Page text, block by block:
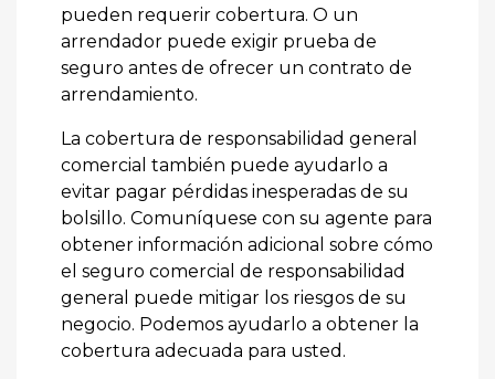
pueden requerir cobertura. O un
arrendador puede exigir prueba de
seguro antes de ofrecer un contrato de
arrendamiento.
La cobertura de responsabilidad general
comercial también puede ayudarlo a
evitar pagar pérdidas inesperadas de su
bolsillo. Comuníquese con su agente para
obtener información adicional sobre cómo
el seguro comercial de responsabilidad
general puede mitigar los riesgos de su
negocio. Podemos ayudarlo a obtener la
cobertura adecuada para usted.